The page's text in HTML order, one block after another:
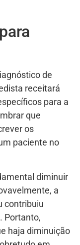
de
receitará
para a
que
os
paciente no
diminuir
a
contribuiu
Portanto,
haja diminuição